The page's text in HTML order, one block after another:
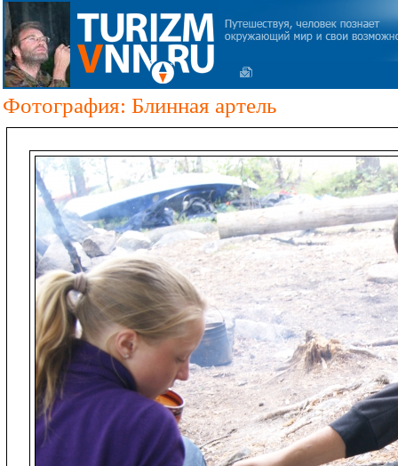
Фотография: Блинная артель